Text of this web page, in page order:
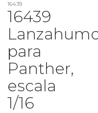
16439
16439
para
Panther,
escala
1/16